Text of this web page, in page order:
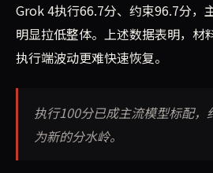
Grok 4执行66.7分、约束96.7分，
明显拉低整体。上述数据表明，材
执行端波动更难快速恢复。
执行100分已成主流模型标配，
为新的分水岭。